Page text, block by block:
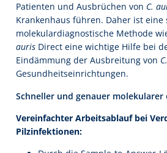
Patienten und Ausbrüchen von C.
Krankenhaus führen. Daher ist
molekulardiagnostische Methode
auris Direct eine wichtige Hilfe bei
Eindämmung der Ausbreitung von
Gesundheitseinrichtungen.
Schneller und genauer molekularer
Vereinfachter Arbeitsablauf bei
Pilzinfektionen: